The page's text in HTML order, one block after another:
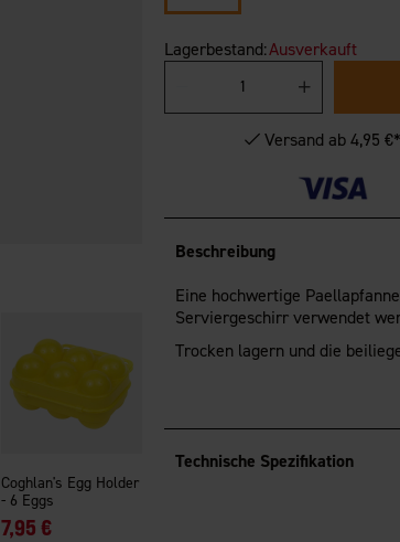
Coghlan's Egg Holder
- 6 Eggs
7,95 €
Lagerbestand:Ausverkauft
Versand ab 4,95
Beschreibung
Eine hochwertige
Serviergeschirr verwendet
Trocken lagern und die
Technische Spezifikation